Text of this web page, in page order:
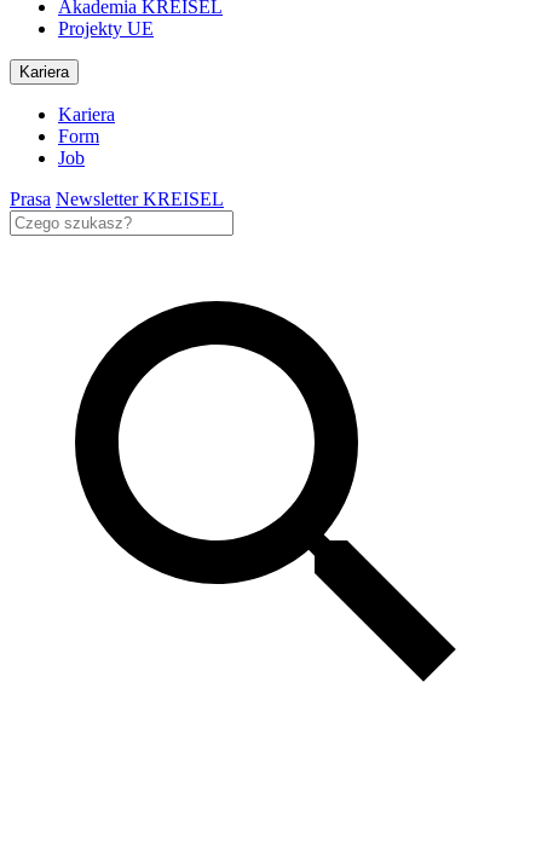
Akademia KREISEL
Projekty UE
Kariera
Kariera
Form
Job
Prasa Newsletter KREISEL